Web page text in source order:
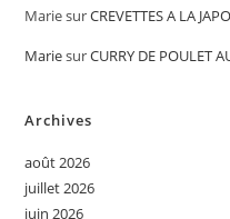
MariesurCREVETTES A LA
MariesurCURRY DE POULET
Archives
août 2026
juillet 2026
juin 2026